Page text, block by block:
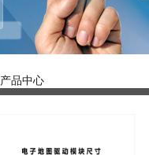
产品中心